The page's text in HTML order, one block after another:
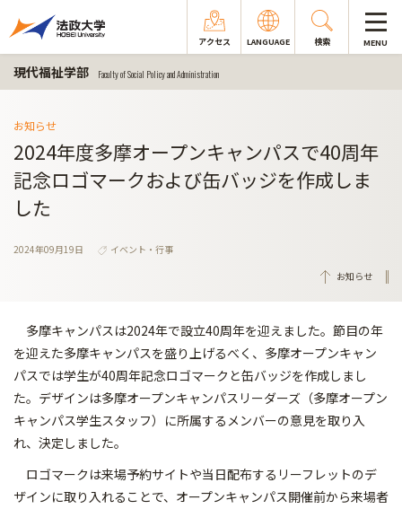
アクセス LANGUAGE 検索 MENU
現代福祉学部 Faculty of Social Policy and Administration
お知らせ
2024年度多摩オープンキャンパスで40周年
記念ロゴマークおよび缶バッジを作成しま
した
2024年09月19日
イベント・行事
お知らせ
多摩キャンパスは2024年で設立40周年を迎えました。節目の年
を迎えた多摩キャンパスを盛り上げるべく、多摩オープンキャン
パスでは学生が40周年記念ロゴマークと缶バッジを作成しまし
た。デザインは多摩オープンキャンパスリーダーズ（多摩オープン
キャンパス学生スタッフ）に所属するメンバーの意見を取り入
れ、決定しました。
ロゴマークは来場予約サイトや当日配布するリーフレットのデ
ザインに取り入れることで、オープンキャンパス開催前から来場者